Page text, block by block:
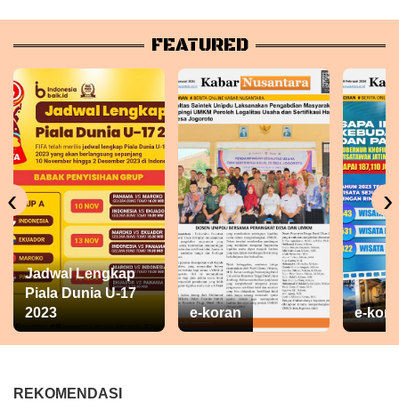
FEATURED
Jadwal Lengkap
Piala Dunia U-17
2023
e-koran e-
‹ ›
REKOMENDASI